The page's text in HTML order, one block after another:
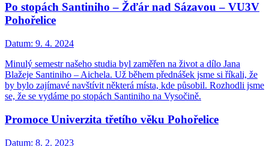
Po stopách Santiniho – Žďár nad Sázavou – VU3V
Pohořelice
Datum: 9. 4. 2024
Minulý semestr našeho studia byl zaměřen na život a dílo Jana
Blažeje Santiniho – Aichela. Už během přednášek jsme si říkali, že
by bylo zajímavé navštívit některá místa, kde působil. Rozhodli jsme
se, že se vydáme po stopách Santiniho na Vysočině.
Promoce Univerzita třetího věku Pohořelice
Datum: 8. 2. 2023